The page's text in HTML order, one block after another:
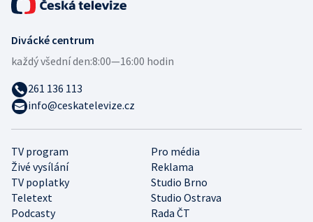
TV program
Pro média
Živé vysílání
Reklama
TV poplatky
Studio Brno
Teletext
Studio Ostrava
Podcasty
Rada ČT
Divácké centrum
každý všední den:8:00—16:00 hodin
261 136 113
info@ceskatelevize.cz